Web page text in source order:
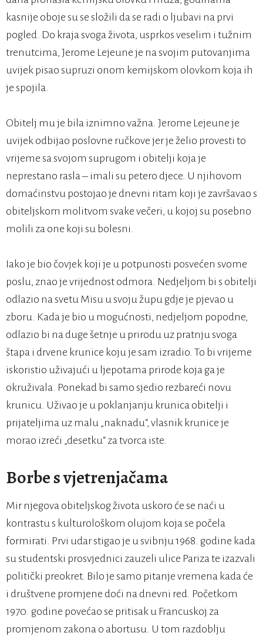
kasnije oboje su se složili da se radi o ljubavi na prvi
pogled. Do kraja svoga života, usprkos veselim i tužnim
trenutcima, Jerome Lejeune je na svojim putovanjima
uvijek pisao supruzi onom kemijskom olovkom koja ih
je spojila.
Obitelj mu je bila iznimno važna. Jerome Lejeune je
uvijek odbijao poslovne ručkove jer je želio provesti to
vrijeme sa svojom suprugom i obitelji koja je
neprestano rasla – imali su petero djece. U njihovom
domaćinstvu postojao je dnevni ritam koji je završavao s
obiteljskom molitvom svake večeri, u kojoj su posebno
molili za one koji su bolesni.
Iako je bio čovjek koji je u potpunosti posvećen svome
poslu, znao je vrijednost odmora. Nedjeljom bi s obitelji
odlazio na svetu Misu u svoju župu gdje je pjevao u
zboru. Kada je bio u mogućnosti, nedjeljom popodne,
odlazio bi na duge šetnje u prirodu uz pratnju svoga
štapa i drvene krunice koju je sam izradio. To bi vrijeme
iskoristio uživajući u ljepotama prirode koja ga je
okruživala. Ponekad bi samo sjedio rezbareći novu
krunicu. Uživao je u poklanjanju krunica obitelji i
prijateljima uz malu „naknadu“, vlasnik krunice je
morao izreći „desetku“ za tvorca iste.
Borbe s vjetrenjačama
Mir njegova obiteljskog života uskoro će se naći u
kontrastu s kulturološkom olujom koja se počela
formirati. Prvi udar stigao je u svibnju 1968. godine kada
su studentski prosvjednici zauzeli ulice Pariza te izazvali
politički preokret. Bilo je samo pitanje vremena kada će
i društvene promjene doći na dnevni red. Početkom
1970. godine povećao se pritisak u Francuskoj za
promjenom zakona o abortusu. U tom razdoblju